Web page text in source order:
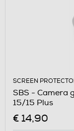
SCREEN
SBS - Camera
15/15 Plus
€ 14,90